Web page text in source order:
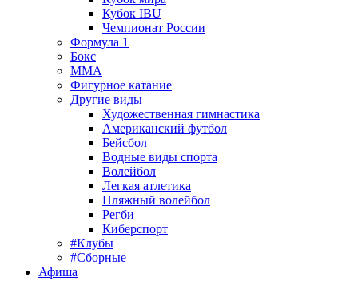
Кубок IBU
Чемпионат России
Формула 1
Бокс
MMA
Фигурное катание
Другие виды
Художественная гимнастика
Американский футбол
Бейсбол
Водные виды спорта
Волейбол
Легкая атлетика
Пляжный волейбол
Регби
Киберспорт
#Клубы
#Сборные
Афиша